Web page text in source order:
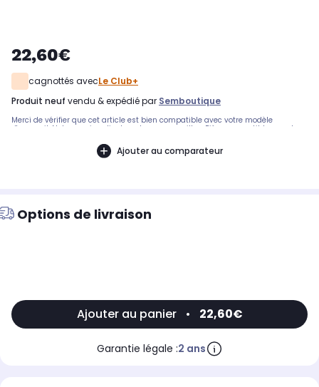
22,60€
cagnottés avecLe Club+
produit neuf vendu & expédié par Semboutique
Merci de vérifier que cet article est bien compatible avec votre modèle
d'appareil. Notre service client peut vous conseiller. .Pièce compatible avec les
WD52030FG02BOSCH: WM32030FG, WOH102FF02, WFM3030/01, WFK4000,
WOH1020FF/02, CR5313003, WFA1010, WFE931009, WFA1000 - WFA1000/01DE
Ajouter au comparateur
Options de livraison
Ajouter au panier • 22,60€
Garantie légale :2 ans